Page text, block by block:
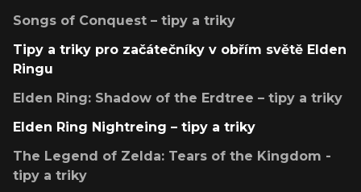
Songs of Conquest – tipy a triky
Tipy a triky pro začátečníky v obřím světě Elden
Ringu
Elden Ring: Shadow of the Erdtree – tipy a triky
Elden Ring Nightreing – tipy a triky
The Legend of Zelda: Tears of the Kingdom -
tipy a triky